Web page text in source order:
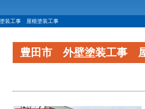
装工事 屋根塗装工事
豊田市 外壁塗装工事